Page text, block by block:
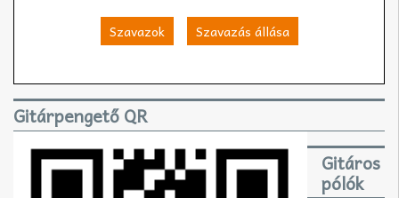
Szavazok Szavazás állása
Gitárpengető QR
Gitáros
pólók